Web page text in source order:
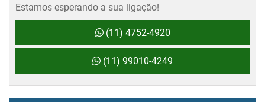
Estamos esperando a sua ligação!
(11) 4752-4920
(11) 99010-4249